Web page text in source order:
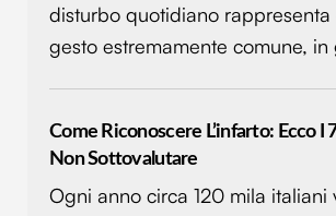
disturbo quotidiano rappresenta
gesto estremamente comune, in
Come Riconoscere L’infarto: Ecco I
Non Sottovalutare
Ogni anno circa 120 mila italiani